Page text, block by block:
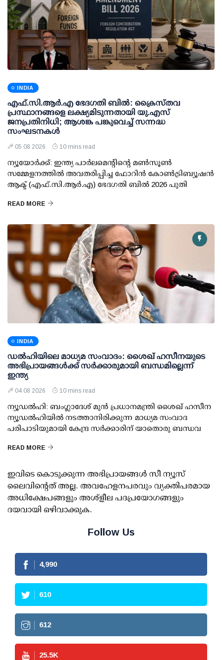
INDIA
എഫ്.സി.ആര്‍.എ ഭേദഗതി ബില്‍: ക്രൈസ്തവ
പ്രസ്ഥാനങ്ങളെ ലക്ഷ്യമിടുന്നതായി യു.എസ്
ജനപ്രതിനിധി; ആശങ്ക പങ്കുവെച്ച് സന്നദ്ധ
സംഘടനകള്‍
05 08 2026 10 mins read
ന്യൂയോര്‍ക്ക്: ഇന്ത്യ പാര്‍ലമെന്റിന്റെ മണ്‍സൂണ്‍
സമ്മേളനത്തില്‍ അവതരിപ്പിച്ച ഫോറിന്‍ കോണ്‍ട്രിബ്യൂഷന്‍
ആക്ട് (എഫ്.സി.ആര്‍.എ) ഭേദഗതി ബില്‍ 2026 പുതി
READ MORE
INDIA
ഡല്‍ഹിയിലെ മാധ്യമ സംവാദം: ശൈഖ് ഹസീനയുടെ
അഭിപ്രായങ്ങള്‍ക്ക് സര്‍ക്കാരുമായി ബന്ധമില്ലെന്ന്
ഇന്ത്യ
04 08 2026 10 mins read
ന്യൂഡല്‍ഹി: ബംഗ്ലാദേശ് മുന്‍ പ്രധാനമന്ത്രി ശൈഖ് ഹസീന
ന്യൂഡല്‍ഹിയില്‍ നടത്താനിരിക്കുന്ന മാധ്യമ സംവാദ
പരിപാടിയുമായി കേന്ദ്ര സര്‍ക്കാരിന് യാതൊരു ബന്ധവ
READ MORE
ഇവിടെ കൊടുക്കുന്ന അഭിപ്രായങ്ങള്‍ സീ ന്യൂസ്
ലൈവിന്റെത് അല്ല. അവഹേളനപരവും വ്യക്തിപരമായ
അധിക്ഷേപങ്ങളും അശ്‌ളീല പദപ്രയോഗങ്ങളും
ദയവായി ഒഴിവാക്കുക.
Follow Us
4,990
610
612
25.5K